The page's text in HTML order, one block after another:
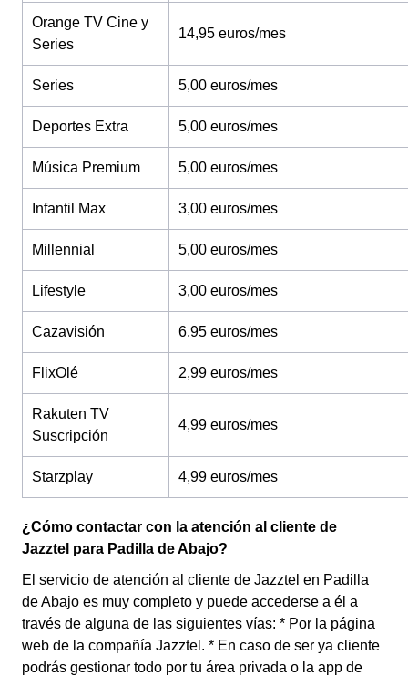
Orange TV Cine y
Series
14,95 euros/mes
Series 5,00 euros/mes
Deportes Extra 5,00 euros/mes
Música Premium 5,00 euros/mes
Infantil Max 3,00 euros/mes
Millennial 5,00 euros/mes
Lifestyle 3,00 euros/mes
Cazavisión 6,95 euros/mes
FlixOlé 2,99 euros/mes
Rakuten TV
Suscripción
4,99 euros/mes
Starzplay 4,99 euros/mes
¿Cómo contactar con la atención al cliente de
Jazztel para Padilla de Abajo?
El servicio de atención al cliente de Jazztel en Padilla
de Abajo es muy completo y puede accederse a él a
través de alguna de las siguientes vías: * Por la página
web de la compañía Jazztel. * En caso de ser ya cliente
podrás gestionar todo por tu área privada o la app de